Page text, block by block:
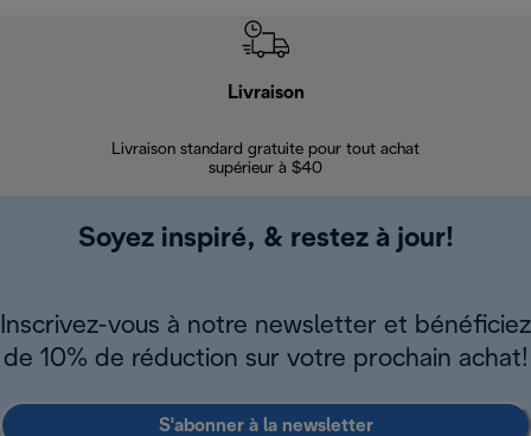
Livraison
Livraison standard gratuite pour tout achat
supérieur à $40
Soyez inspiré, & restez à jour!
Inscrivez-vous à notre newsletter et bénéficiez
de 10% de réduction sur votre prochain achat!
S'abonner à la newsletter